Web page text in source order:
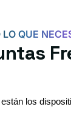
LO QUE
los